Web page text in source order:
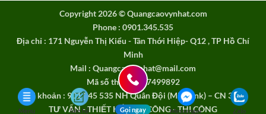
Copyright 2026 ©Quangcaovynhat.com
Phone : 0901.345.535
Địa chỉ : 171 Nguyễn Thị Kiểu - Tân Thới Hiệp- Q12 , TP Hồ Chí
Minh
Mail : Quangcaovynhat@mail.com
Mã số thuế: 0317499892
Tài khoản : 901 345 535 NH Quân Đội (MB Bank) – CN 3/2
TƯ VẤN - THIẾT KẾ - GIA CÔNG - THI CÔNG
Menu liên hệ Gọi ngay Messenger Zalo